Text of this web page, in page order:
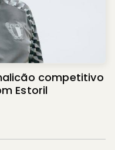
competitivo
Estoril